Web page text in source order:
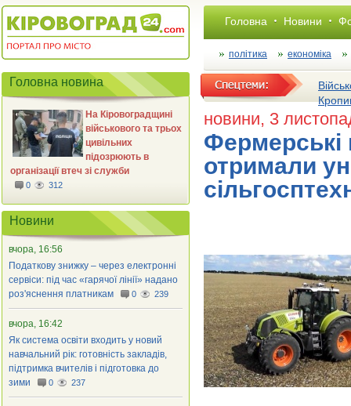
Головна Новини
політика економіка
новини, 3
Фермерські
отримали
Головна новина
На Кіровоградщині
військового та трьох
цивільних
підозрюють в
організації втеч зі служби
0 312
Новини
вчора, 16:56
Податкову знижку – через електронні
сервіси: під час «гарячої лінії» надано
роз'яснення платникам
0 239
вчора, 16:42
Як система освіти входить у новий
навчальний рік: готовність закладів,
підтримка вчителів і підготовка до
зими
0 237